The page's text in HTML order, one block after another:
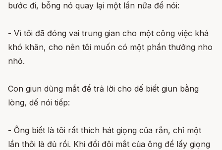
bước đi, bỗng nó quay lại một lần nữa để nói:
- Vì tôi đã đóng vai trung gian cho một công việc khá
khó khăn, cho nên tôi muốn có một phần thưởng nho
nhỏ.
Con giun dùng mắt để trả lời cho dế biết giun bằng
lòng, dế nói tiếp:
- Ông biết là tôi rất thích hát giọng của rắn, chỉ một
lần thôi là đủ rồi. Khi đổi đôi mắt của ông để lấy giọng